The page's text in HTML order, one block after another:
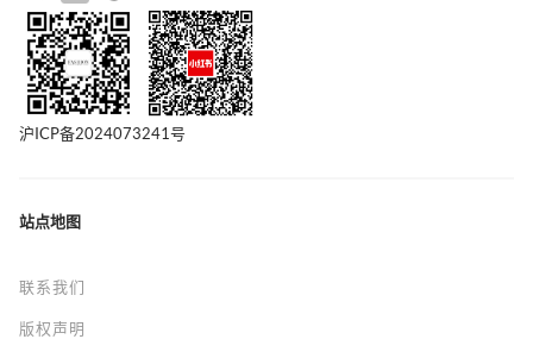
沪ICP备2024073241号
站点地图
联系我们
版权声明